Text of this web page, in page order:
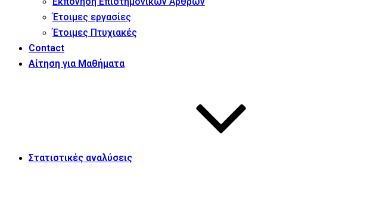
Έτοιμες εργασίες
Έτοιμες Πτυχιακές
Contact
Αίτηση για Μαθήματα
Στατιστικές αναλύσεις